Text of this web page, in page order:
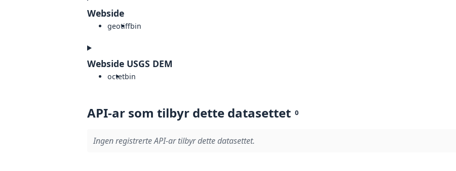
Webside
geotiffbin
Webside USGS DEM
octetbin
API-ar som tilbyr dette datasettet 0
Ingen registrerte API-ar tilbyr dette datasettet.